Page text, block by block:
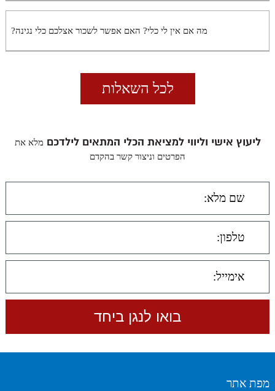
מה אם אין לי כלי? האם אפשר לשכור אצלכם כלי נגינה?
לכל השאלות
ליעוץ אישי וליווי למציאת הכלי המתאים לילדכם מלא את
הפרטים וניצור קשר בהקדם
מפת אתר